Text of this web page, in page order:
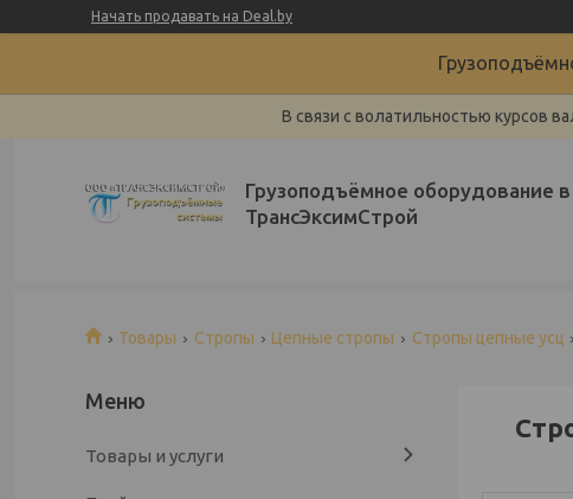
Начать продавать на Deal.by
В связи с волатильностью курсов
Грузоподъёмное оборудование в
ТрансЭксимСтрой
Товары Стропы Цепные стропы Стропы цепные усц
Товары и услуги